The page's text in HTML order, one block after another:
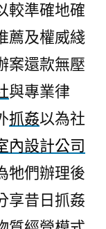
較準確地確
薦及權威綫
案還款無壓
與專業律
抓姦以為社
內設計公司
牠們辦理後
享昔日抓姦